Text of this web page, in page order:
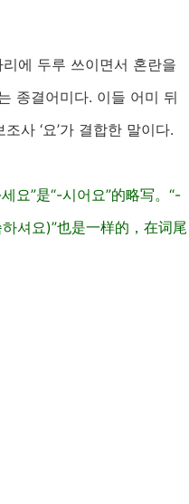
리에 두루 쓰이면서 혼란을
는 종결어미다. 이들 어미 뒤
사 ‘요’가 결합한 말이다.
요”是“-시어요”的略写。“-
셔요)”也是一样的，在词尾